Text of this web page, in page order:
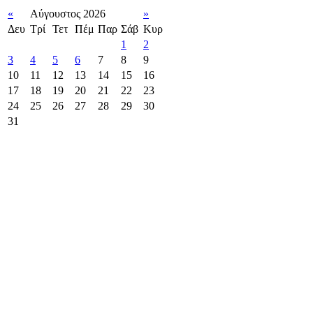
« Αύγουστος 2026
»
Δευ Τρί Τετ Πέμ Παρ Σάβ Κυρ
1
2
3
4 5 6 7 8
9
10
11 12 13 14 15
16
17
18 19 20 21 22
23
24
25 26 27 28 29
30
31